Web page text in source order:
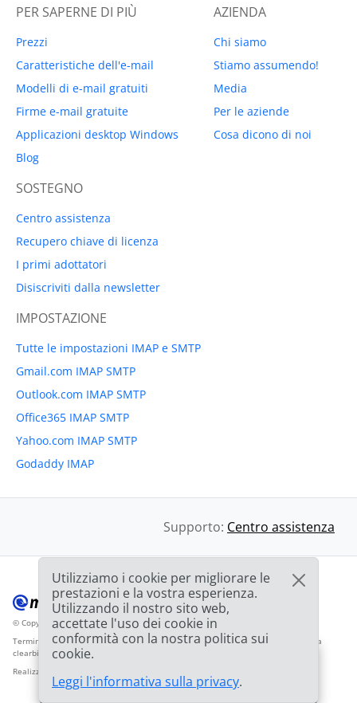
PER SAPERNE DI PIÙ
Prezzi
Caratteristiche dell'e-mail
Modelli di e-mail gratuiti
Firme e-mail gratuite
Applicazioni desktop Windows
Blog
AZIENDA
Chi siamo
Stiamo assumendo!
Media
Per le aziende
Cosa dicono di noi
SOSTEGNO
Centro assistenza
Recupero chiave di licenza
I primi adottatori
Disiscriviti dalla newsletter
IMPOSTAZIONE
Tutte le impostazioni IMAP e SMTP
Gmail.com IMAP SMTP
Outlook.com IMAP SMTP
Office365 IMAP SMTP
Yahoo.com IMAP SMTP
Godaddy IMAP
Supporto: Centro assistenza
© Copyright 2012-2026 Mailbird™Tutti i diritti riservati.
Termini di servizio Informativa sulla privacy Mappa del sito Logo del fornitore da
clearbit.com
Realizzato con
Utilizziamo i cookie per migliorare le
prestazioni e la vostra esperienza.
Utilizzando il nostro sito web,
accettate l'uso dei cookie in
conformità con la nostra politica sui
cookie.
Leggi l'informativa sulla privacy.
🎉OFFERTA: Sconto del
èGRATUITA!